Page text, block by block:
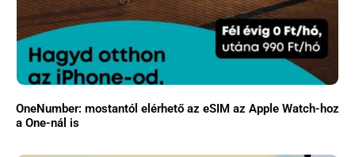
OneNumber: mostantól elérhető az eSIM az Apple Watch-hoz
a One-nál is